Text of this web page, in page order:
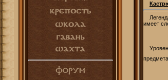
имеет
предмета.